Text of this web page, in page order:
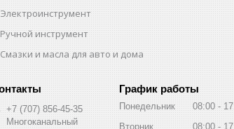
Электроинструмент
Ручной инструмент
Смазки и масла для авто и дома
+7 (707) 856-45-35
Многоканальный
График работы
Понедельник 08:00
Вторник
08:00